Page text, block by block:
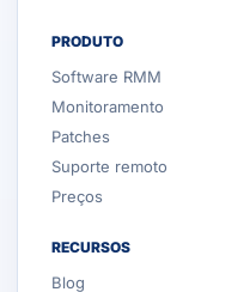
PRODUTO
Software RMM
Monitoramento
Patches
Suporte remoto
Preços
RECURSOS
Blog